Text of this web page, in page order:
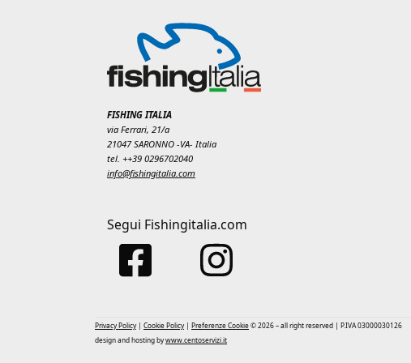
FISHING ITALIA
via Ferrari, 21/a
21047 SARONNO -VA- Italia
tel. ++39 0296702040
info@fishingitalia.com
Segui Fishingitalia.com
Privacy Policy | Cookie Policy | Preferenze Cookie© 2026 – all right reserved | P.IVA 03000030126
design and hosting bywww.centoservizi.it